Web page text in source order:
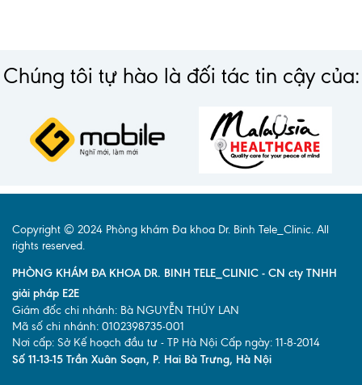
Chúng tôi tự hào là đối tác tin cậy của:
Copyright © 2024 Phòng khám Đa khoa Dr. Binh Tele_Clinic. All
rights reserved.
PHÒNG KHÁM ĐA KHOA DR. BINH TELE_CLINIC - CN cty TNHH
giải pháp E2E
Giám đốc chi nhánh: Bà NGUYỄN THÚY LAN
Mã số chi nhánh: 0102398735-001
Nơi cấp: Sở Kế hoạch đầu tư - TP Hà Nội Cấp ngày: 11-8-2014
Số 11-13-15 Trần Xuân Soạn, P. Hai Bà Trưng, Hà Nội